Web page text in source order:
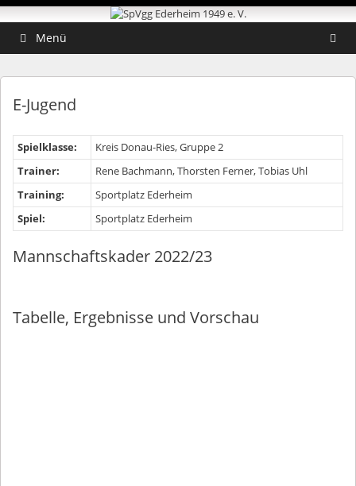
Zum
Inhalt
springen
Zum
Inhalt
springenMenü
E-Jugend
Spielklasse:
Kreis Donau-Ries, Gruppe 2
Trainer:
Rene Bachmann, Thorsten Ferner, Tobias Uhl
Training:
Sportplatz Ederheim
Spiel:
Sportplatz Ederheim
Mannschaftskader 2022/23
Tabelle, Ergebnisse und Vorschau